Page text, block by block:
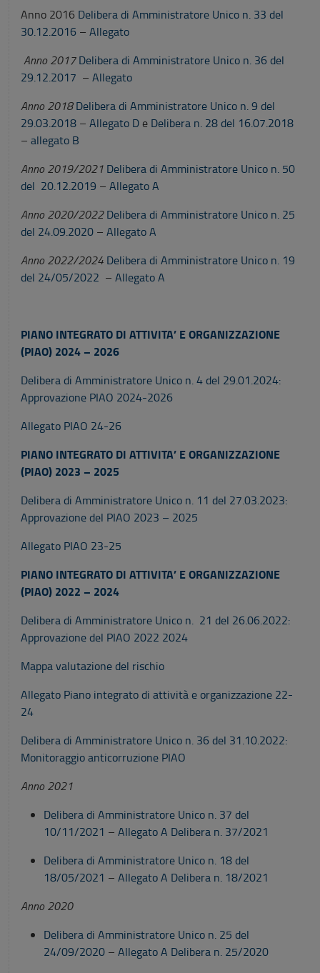
Anno 2016 Delibera di Amministratore Unico n. 33 del
30.12.2016 – Allegato
Anno 2017 Delibera di Amministratore Unico n. 36 del
29.12.2017 – Allegato
Anno 2018 Delibera di Amministratore Unico n. 9 del
29.03.2018 – Allegato D e Delibera n. 28 del 16.07.2018
– allegato B
Anno 2019/2021 Delibera di Amministratore Unico n. 50
del 20.12.2019 – Allegato A
Anno 2020/2022 Delibera di Amministratore Unico n. 25
del 24.09.2020 – Allegato A
Anno 2022/2024 Delibera di Amministratore Unico n. 19
del 24/05/2022 – Allegato A
PIANO INTEGRATO DI ATTIVITA’ E ORGANIZZAZIONE
(PIAO) 2024 – 2026
Delibera di Amministratore Unico n. 4 del 29.01.2024:
Approvazione PIAO 2024-2026
Allegato PIAO 24-26
PIANO INTEGRATO DI ATTIVITA’ E ORGANIZZAZIONE
(PIAO) 2023 – 2025
Delibera di Amministratore Unico n. 11 del 27.03.2023:
Approvazione del PIAO 2023 – 2025
Allegato PIAO 23-25
PIANO INTEGRATO DI ATTIVITA’ E ORGANIZZAZIONE
(PIAO) 2022 – 2024
Delibera di Amministratore Unico n. 21 del 26.06.2022:
Approvazione del PIAO 2022 2024
Mappa valutazione del rischio
Allegato Piano integrato di attività e organizzazione 22-
24
Delibera di Amministratore Unico n. 36 del 31.10.2022:
Monitoraggio anticorruzione PIAO
Anno 2021
Delibera di Amministratore Unico n. 37 del
10/11/2021 – Allegato A Delibera n. 37/2021
Delibera di Amministratore Unico n. 18 del
18/05/2021 – Allegato A Delibera n. 18/2021
Anno 2020
Delibera di Amministratore Unico n. 25 del
24/09/2020 – Allegato A Delibera n. 25/2020